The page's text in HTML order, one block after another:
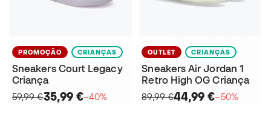
PROMOÇÃO CRIANÇAS
Sneakers Court Legacy
Criança
59,99 €35,99 €−40%
OUTLET CRIANÇAS
Sneakers Air Jordan 1
Retro High OG Criança
89,99 €44,99 €−50%